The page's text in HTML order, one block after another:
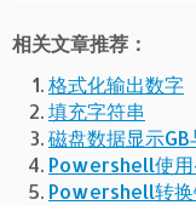
相关文章推荐：
格式化输出数字
填充字符串
磁盘数据显示GB
Powershell使
Powershell转换